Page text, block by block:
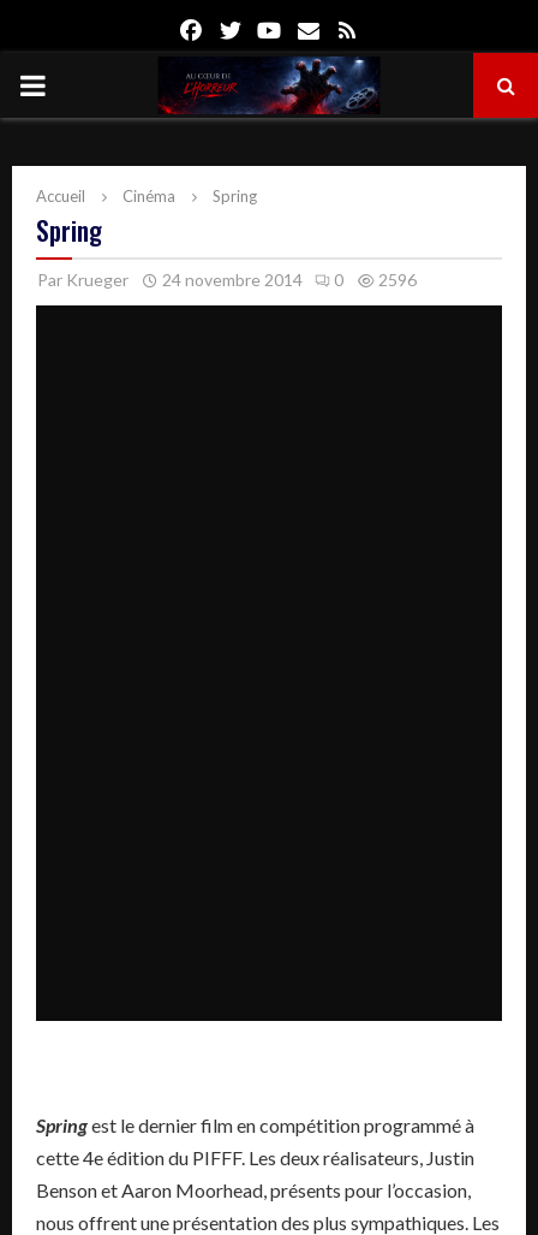
FacebookTwitterYoutube
Email
PRIMARY
Accueil Cinéma Spring
Spring
Par Krueger 24 novembre 2014 0 2596
Springest le dernier film en compétition programmé à
cette 4e édition du PIFFF. Les deux réalisateurs, Justin
Benson et Aaron Moorhead, présents pour l’occasion,
nous offrent une présentation des plus sympathiques. Les